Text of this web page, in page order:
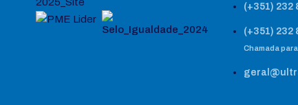
(+351) 232
(+351) 232
Chamada